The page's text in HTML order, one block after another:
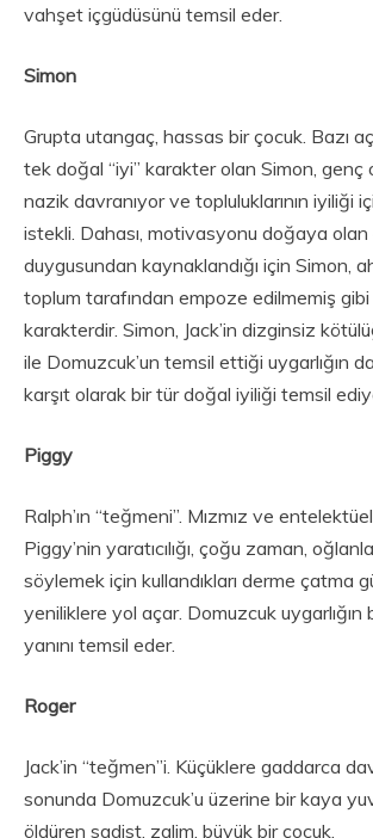
vahşet içgüdüsünü temsil eder.
Simon
Grupta utangaç, hassas bir çocuk. Bazı
tek doğal “iyi” karakter olan Simon, genç
nazik davranıyor ve topluluklarının iyiliği
istekli. Dahası, motivasyonu doğaya olan
duygusundan kaynaklandığı için Simon,
toplum tarafından empoze edilmemiş
karakterdir. Simon, Jack’in dizginsiz
ile Domuzcuk’un temsil ettiği uygarlığın
karşıt olarak bir tür doğal iyiliği temsil
Piggy
Ralph’ın “teğmeni”. Mızmız ve
Piggy’nin yaratıcılığı, çoğu zaman,
söylemek için kullandıkları derme çatma
yeniliklere yol açar. Domuzcuk uygarlığın
yanını temsil eder.
Roger
Jack’in “teğmen”i. Küçüklere gaddarca
sonunda Domuzcuk’u üzerine bir kaya
öldüren sadist, zalim, büyük bir çocuk.